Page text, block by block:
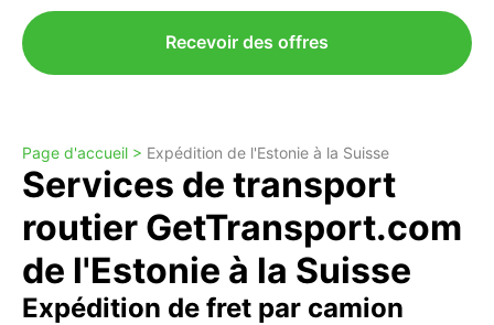
Recevoir des offres
Page d'accueil > Expédition de l'Estonie à la Suisse
Services de transport
routier GetTransport.com
de l'Estonie à la Suisse
Expédition de fret par camion